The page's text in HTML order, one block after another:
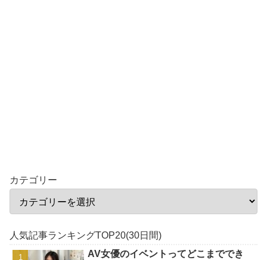
カテゴリー
人気記事ランキングTOP20(30日間)
AV女優のイベントってどこまででき